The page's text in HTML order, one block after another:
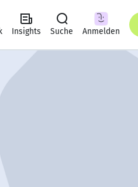
Insights Suche Anmelden